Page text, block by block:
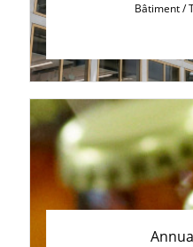
Bâtiment /